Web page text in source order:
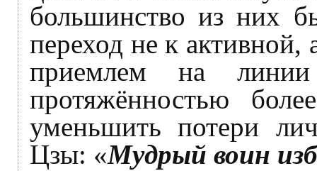
большинство из них
переход не к активной,
приемлем на линии
протяжённостью
уменьшить потери
Цзы: «Мудрый воин